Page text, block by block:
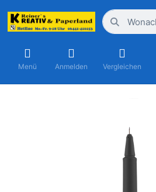
Menü Anmelden Vergleichen